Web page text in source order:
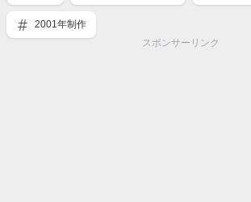
2001年制作
スポンサーリンク